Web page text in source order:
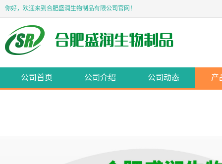
你好，欢迎来到合肥盛润生物制品有限公司官网！
公司首页 公司介绍 公司动态 产